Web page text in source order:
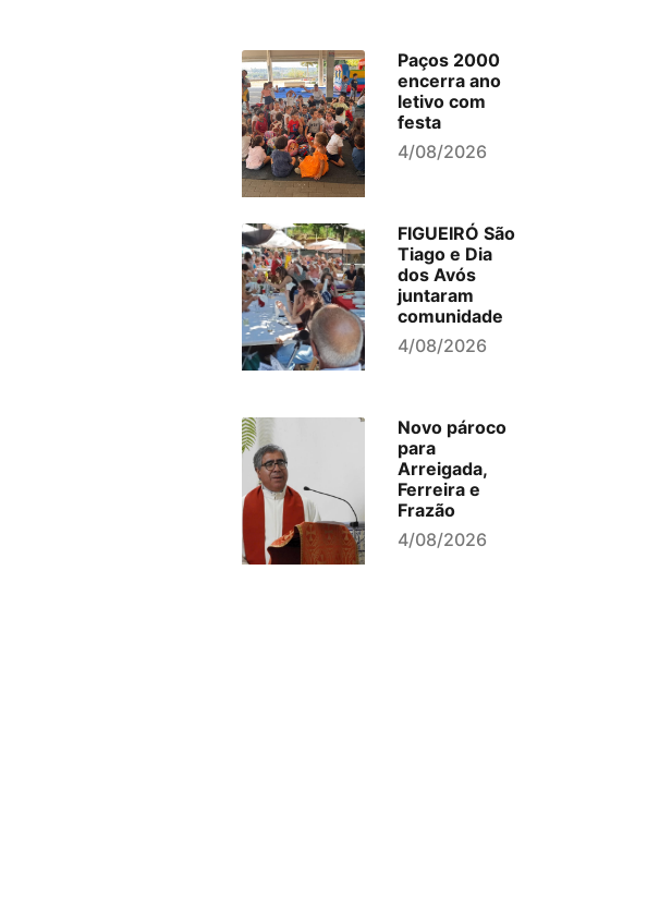
Paços 2000
encerra ano
letivo com
festa
4/08/2026
FIGUEIRÓ São
Tiago e Dia
dos Avós
juntaram
comunidade
4/08/2026
Novo pároco
para
Arreigada,
Ferreira e
Frazão
4/08/2026